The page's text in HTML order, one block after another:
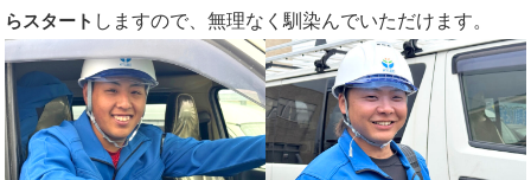
らスタート しますので、無理なく馴染んでいただけます。